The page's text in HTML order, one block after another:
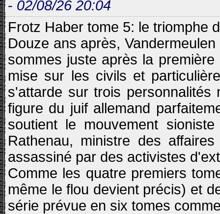
- 02/08/26 20:04
Frotz Haber tome 5: le triomphe
Douze ans après,
sommes juste après la
mise sur les civils et
s'attarde sur trois
figure du juif allemand
soutient le mouvement
Rathenau, ministre des
assassiné par des activistes
Comme les quatre premiers
même le flou devient précis) et
série prévue en six tomes